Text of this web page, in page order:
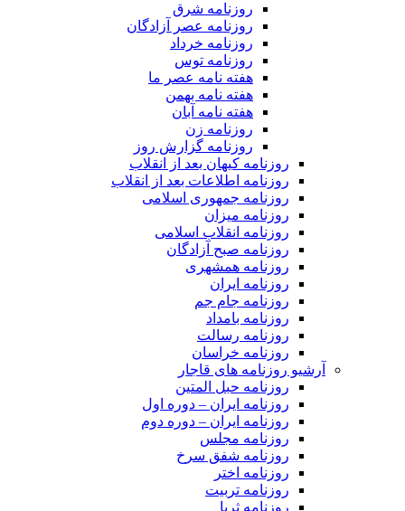
روزنامه شرق
روزنامه عصر آزادگان
روزنامه خرداد
روزنامه توس
هفته نامه عصر ما
هفته نامه بهمن
هفته نامه آبان
روزنامه زن
روزنامه گزارش روز
روزنامه کیهان بعد از انقلاب
روزنامه اطلاعات بعد از انقلاب
روزنامه جمهوری اسلامی
روزنامه میزان
روزنامه انقلاب اسلامی
روزنامه صبح آزادگان
روزنامه همشهری
روزنامه ایران
روزنامه جام جم
روزنامه بامداد
روزنامه رسالت
روزنامه خراسان
آرشیو روزنامه های قاجار
روزنامه حبل المتین
روزنامه ایران – دوره اول
روزنامه ایران – دوره دوم
روزنامه مجلس
روزنامه شفق سرخ
روزنامه اختر
روزنامه تربیت
روزنامه ثریا